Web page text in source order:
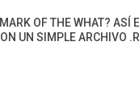
OF THE WHAT? ASÍ
UN SIMPLE ARCHIVO